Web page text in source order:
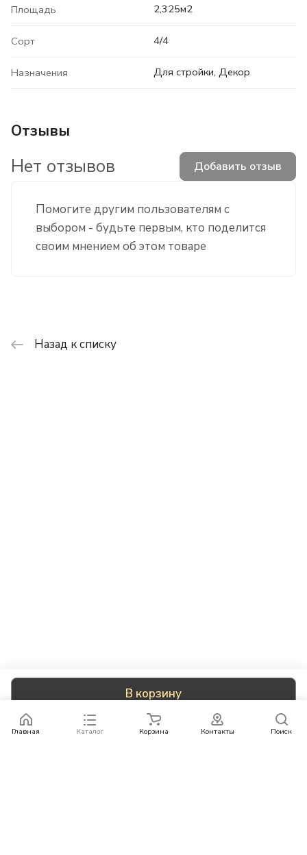
В корзину
Площадь 2,325м2
Сорт 4/4
Назначения Для стройки, Декор
Отзывы
Помогите другим пользователям с
выбором - будьте первым, кто поделится
своим мнением об этом товаре
Нет отзывов Добавить отзыв
Назад к списку
Главная Каталог Корзина Контакты Поиск